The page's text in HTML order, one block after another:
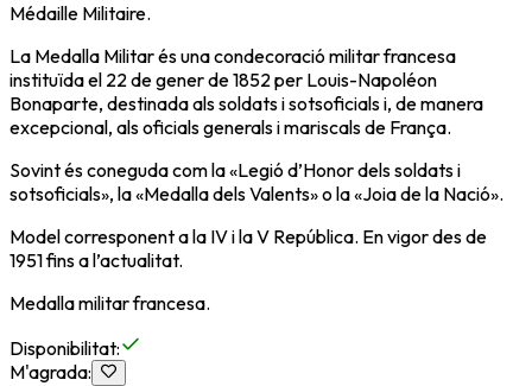
Médaille Militaire.
La Medalla Militar és una condecoració militar francesa
instituïda el 22 de gener de 1852 per Louis-Napoléon
Bonaparte, destinada als soldats i sotsoficials i, de manera
excepcional, als oficials generals i mariscals de França.
Sovint és coneguda com la «Legió d’Honor dels soldats i
sotsoficials», la «Medalla dels Valents» o la «Joia de la Nació».
Model corresponent a la IV i la V República. En vigor des de
1951 fins a l’actualitat.
Medalla militar francesa.
Disponibilitat:
M'agrada: